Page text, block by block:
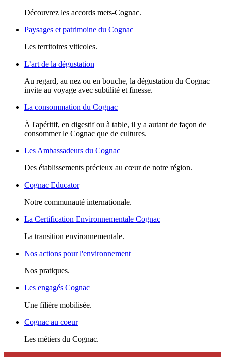
Découvrez les accords mets-Cognac.
Paysages et patrimoine du Cognac
Les territoires viticoles.
L’art de la dégustation
Au regard, au nez ou en bouche, la dégustation du Cognac
invite au voyage avec subtilité et finesse.
La consommation du Cognac
À l'apéritif, en digestif ou à table, il y a autant de façon de
consommer le Cognac que de cultures.
Les Ambassadeurs du Cognac
Des établissements précieux au cœur de notre région.
Cognac Educator
Notre communauté internationale.
La Certification Environnementale Cognac
La transition environnementale.
Nos actions pour l'environnement
Nos pratiques.
Les engagés Cognac
Une filière mobilisée.
Cognac au coeur
Les métiers du Cognac.